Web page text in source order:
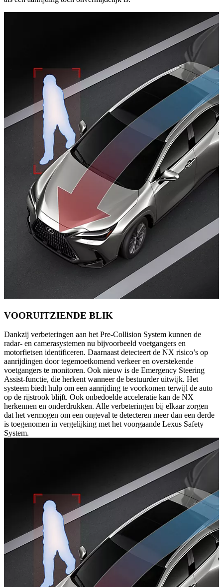
VOORUITZIENDE BLIK
Dankzij verbeteringen aan het Pre-Collision System kunnen de
radar- en camerasystemen nu bijvoorbeeld voetgangers en
motorfietsen identificeren. Daarnaast detecteert de NX risico’s op
aanrijdingen door tegemoetkomend verkeer en overstekende
voetgangers te monitoren. Ook nieuw is de Emergency Steering
Assist-functie, die herkent wanneer de bestuurder uitwijk. Het
systeem biedt hulp om een aanrijding te voorkomen terwijl de auto
op de rijstrook blijft. Ook onbedoelde acceleratie kan de NX
herkennen en onderdrukken. Alle verbeteringen bij elkaar zorgen
dat het vermogen om een ongeval te detecteren meer dan een derde
is toegenomen in vergelijking met het voorgaande Lexus Safety
System.